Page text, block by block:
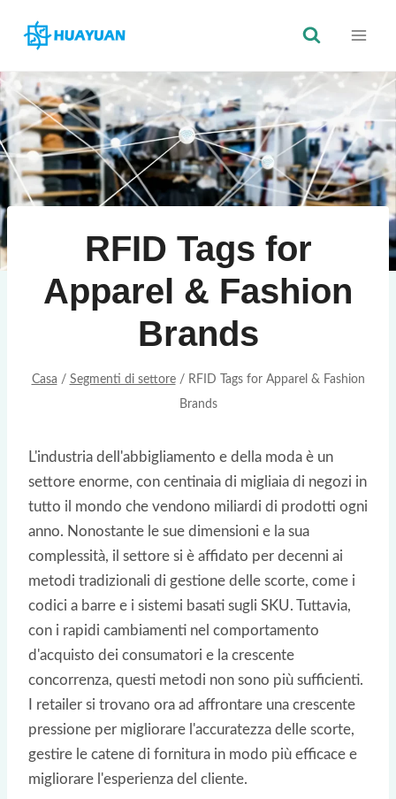
RFID Tags for
Apparel & Fashion
Brands
Casa / Segmenti di settore / RFID Tags for Apparel & Fashion
Brands
L'industria dell'abbigliamento e della moda è un
settore enorme, con centinaia di migliaia di negozi in
tutto il mondo che vendono miliardi di prodotti ogni
anno. Nonostante le sue dimensioni e la sua
complessità, il settore si è affidato per decenni ai
metodi tradizionali di gestione delle scorte, come i
codici a barre e i sistemi basati sugli SKU. Tuttavia,
con i rapidi cambiamenti nel comportamento
d'acquisto dei consumatori e la crescente
concorrenza, questi metodi non sono più sufficienti.
I retailer si trovano ora ad affrontare una crescente
pressione per migliorare l'accuratezza delle scorte,
gestire le catene di fornitura in modo più efficace e
migliorare l'esperienza del cliente.